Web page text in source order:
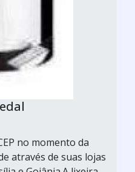
no momento da
através de suas lojas